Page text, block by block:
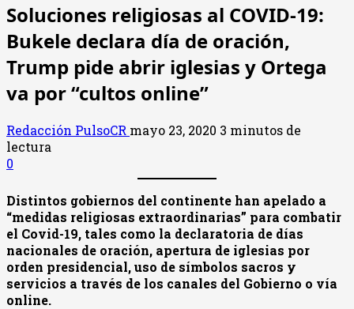
Soluciones religiosas al COVID-19:
Bukele declara día de oración,
Trump pide abrir iglesias y Ortega
va por “cultos online”
Redacción PulsoCR mayo 23, 2020 3 minutos de
lectura
0
Distintos gobiernos del continente han apelado a
“medidas religiosas extraordinarias” para combatir
el Covid-19, tales como la declaratoria de días
nacionales de oración, apertura de iglesias por
orden presidencial, uso de símbolos sacros y
servicios a través de los canales del Gobierno o vía
online.